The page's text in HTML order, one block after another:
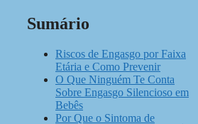
Sumário
Riscos de Engasgo por Faixa
Etária e Como Prevenir
O Que Ninguém Te Conta
Sobre Engasgo Silencioso em
Bebês
Por Que o Sintoma de